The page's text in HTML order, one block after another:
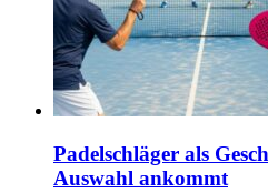
Padelschläger als
Auswahl ankommt